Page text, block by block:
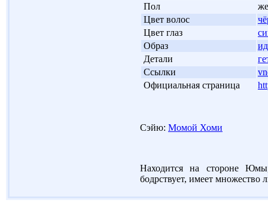
Пол
Цвет волос
Цвет глаз
Образ
Детали
Ссылки
Официальная страница
Сэйю: Момой Хоми
Находится на стороне
бодрствует, имеет множество